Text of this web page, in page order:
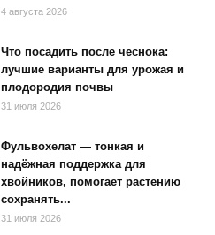
4 августа 2026
Что посадить после чеснока:
лучшие варианты для урожая и
плодородия почвы
31 июля 2026
Фульвохелат — тонкая и
надёжная поддержка для
хвойников, помогает растению
сохранять...
31 июля 2026